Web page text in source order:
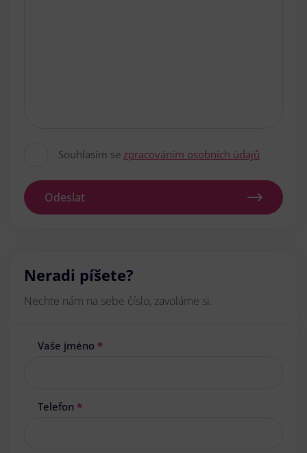
Souhlasím se zpracováním osobních údajů
Odeslat
Neradi píšete?
Nechte nám na sebe číslo, zavoláme si.
Vaše jméno *
Telefon *